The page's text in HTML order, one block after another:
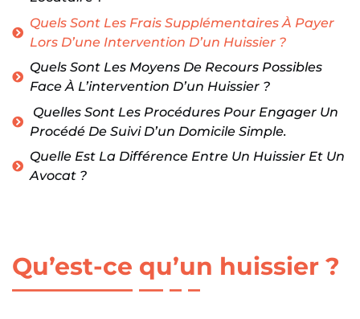
Quels Sont Les Frais Supplémentaires À Payer
Lors D’une Intervention D’un Huissier ?
Quels Sont Les Moyens De Recours Possibles
Face À L’intervention D’un Huissier ?
Quelles Sont Les Procédures Pour Engager Un
Procédé De Suivi D’un Domicile Simple.
Quelle Est La Différence Entre Un Huissier Et Un
Avocat ?
Qu’est-ce qu’un huissier ?